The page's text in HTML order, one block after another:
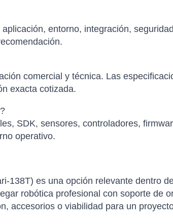
entorno, integración,
comercial y técnica. Las
exacta cotizada.
SDK, sensores, controladores,
operativo.
138T) es una opción relevante dentro
robótica profesional con soporte de
accesorios o viabilidad para un